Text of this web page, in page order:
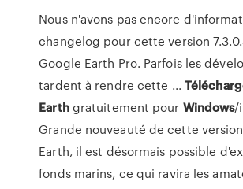
Nous n'avons pas encore
changelog pour cette version
Google Earth Pro. Parfois les
tardent à rendre cette ...
Earthgratuitement pour Windows/
Grande nouveauté de cette
Earth, il est désormais possible
fonds marins, ce qui ravira les